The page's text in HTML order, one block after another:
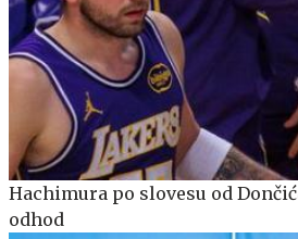
Hachimura po slovesu od
odhod